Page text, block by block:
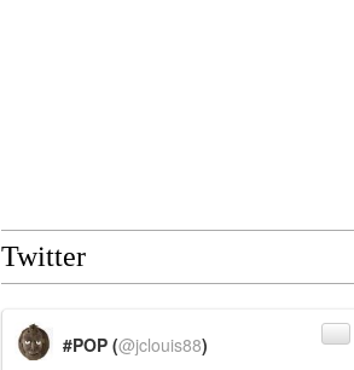
Twitter
#POP (@jclouis88)